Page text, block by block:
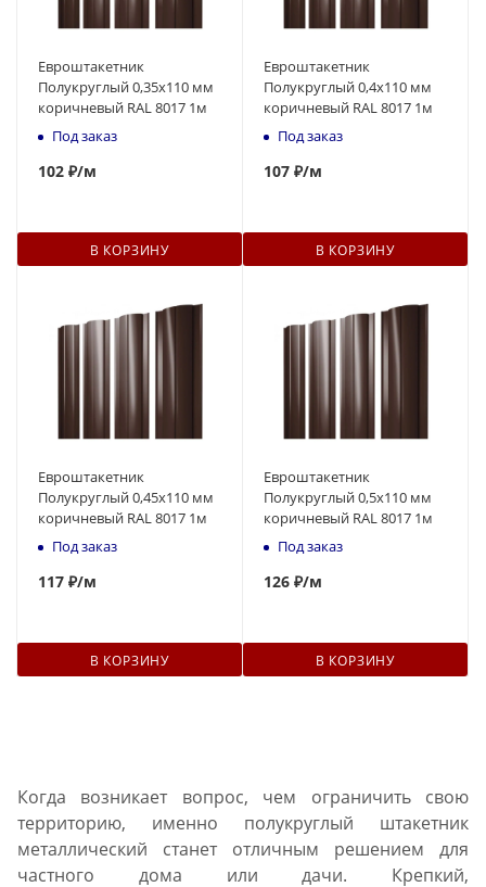
Евроштакетник
Полукруглый 0,35x110 мм
коричневый RAL 8017 1м
Под заказ
102 ₽/м
В КОРЗИНУ
Евроштакетник
Полукруглый 0,4x110 мм
коричневый RAL 8017 1м
Под заказ
107 ₽/м
В КОРЗИНУ
Евроштакетник
Полукруглый 0,45x110 мм
коричневый RAL 8017 1м
Под заказ
117 ₽/м
В КОРЗИНУ
Евроштакетник
Полукруглый 0,5x110 мм
коричневый RAL 8017 1м
Под заказ
126 ₽/м
В КОРЗИНУ
Когда возникает вопрос, чем ограничить свою
территорию, именно полукруглый штакетник
металлический станет отличным решением для
частного дома или дачи. Крепкий,